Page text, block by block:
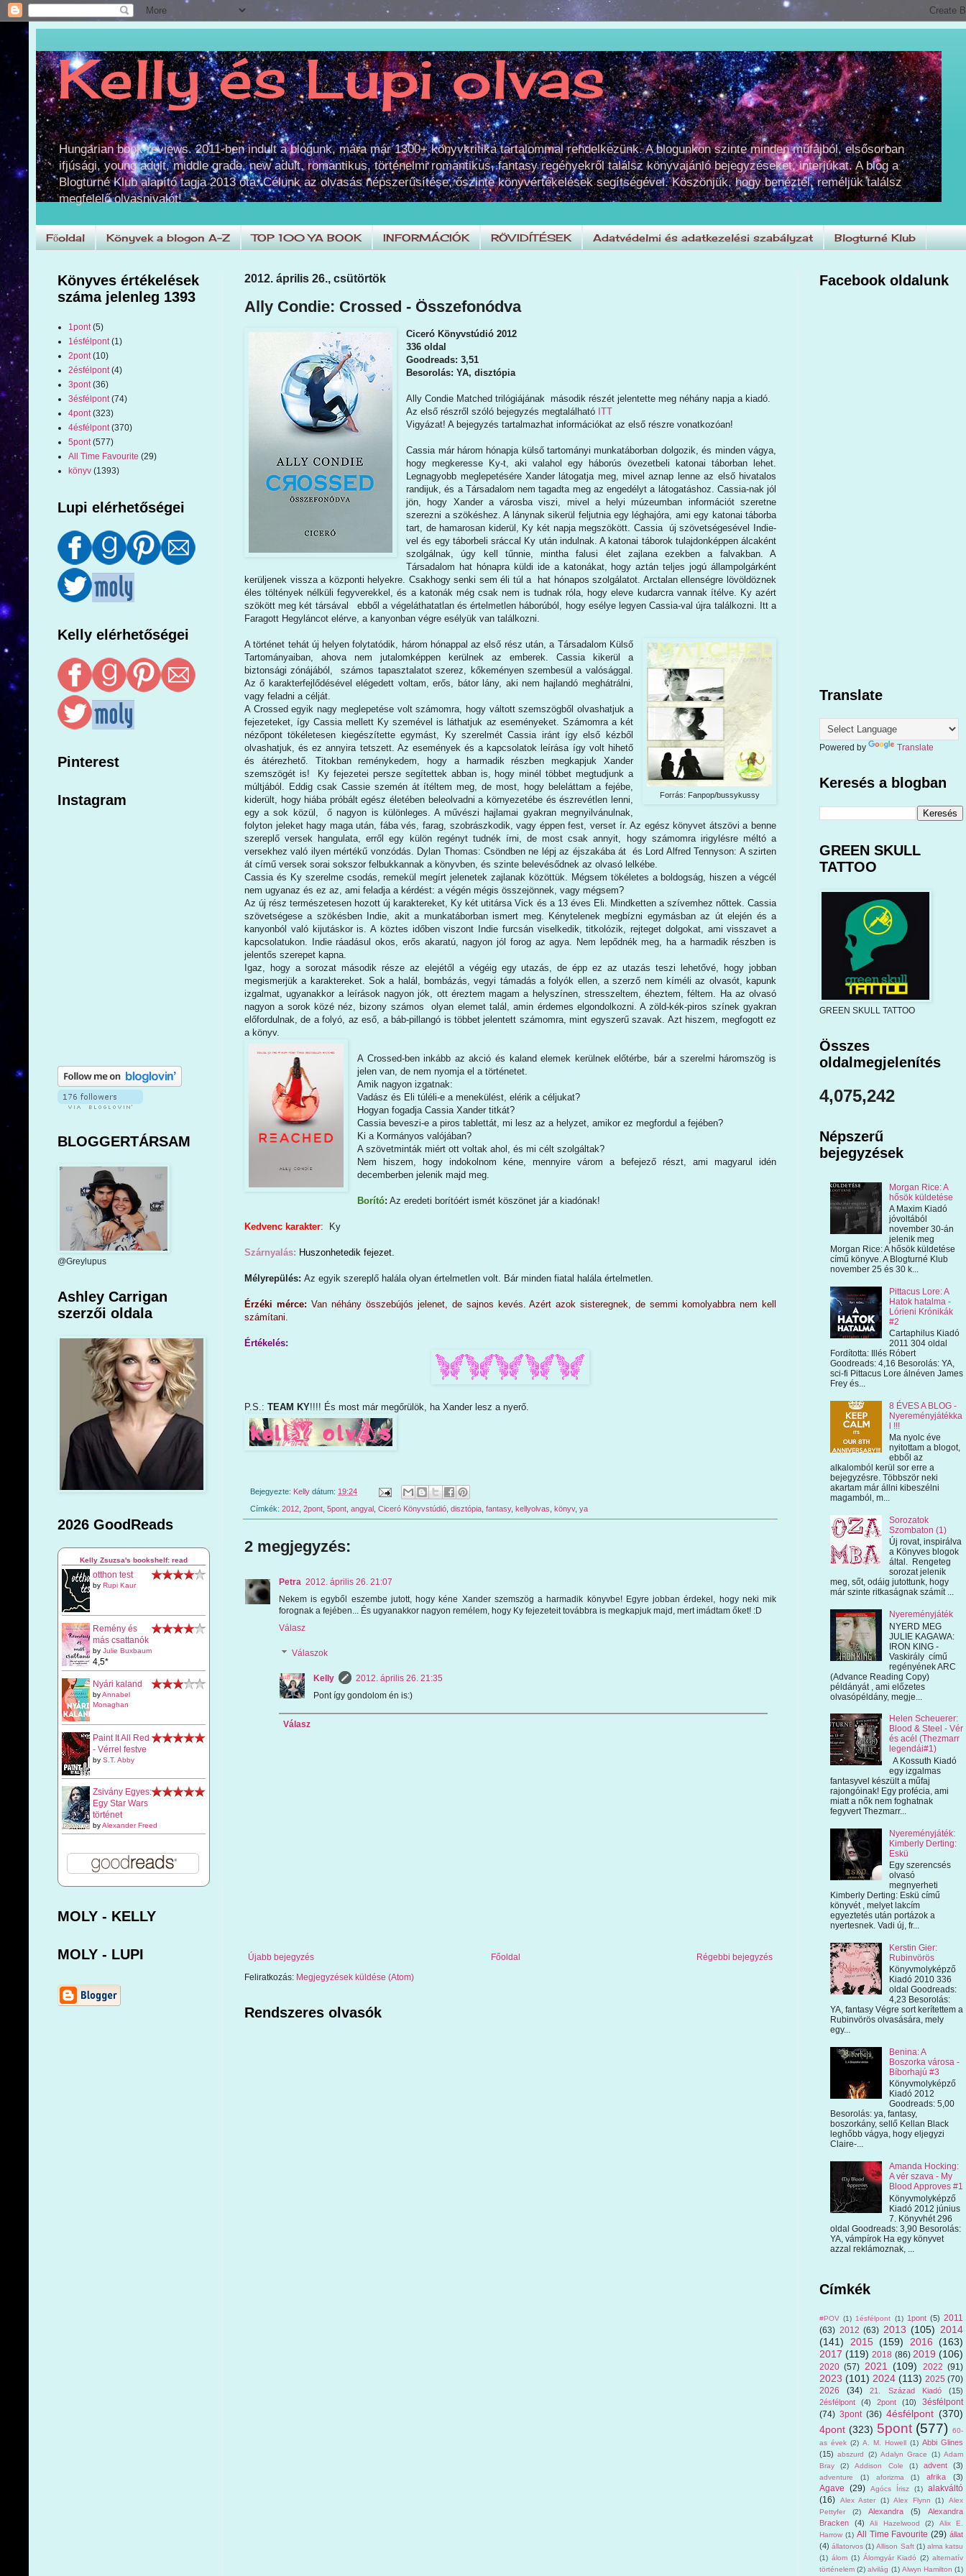
Kelly és Lupi olvas
Hungarian book reviews. 2011-ben indult a blogunk, mára már 1300+ könyvkritika tartalommal rendelkezünk. A blogunkon szinte minden műfajból, elsősorban
ifjúsági, young adult, middle grade, new adult, romantikus, történelmi romantikus, fantasy regényekről találsz könyvajánló bejegyzéseket, interjúkat. A blog a
Blogturné Klub alapító tagja 2013 óta. Célunk az olvasás népszerűsítése, őszinte könyvértékelések segítségével. Köszönjük, hogy benéztél, reméljük találsz
megfelelő olvasnivalót!
Főoldal Könyvek a blogon A-Z TOP 100 YA BOOK INFORMÁCIÓK RÖVIDÍTÉSEK Adatvédelmi és adatkezelési szabályzat Blogturné Klub
2012. április 26., csütörtök
Ally Condie: Crossed - Összefonódva
Ciceró Könyvstúdió 2012
336 oldal
Goodreads: 3,51
Besorolás: YA, disztópia
Ally Condie Matched trilógiájának második részét jelentette meg néhány napja a kiadó.
Az első részről szóló bejegyzés megtalálható ITT
Vigyázat! A bejegyzés tartalmazhat információkat az első részre vonatkozóan!
Cassia már három hónapja külső tartományi munkatáborban dolgozik, és minden vágya,
hogy megkeresse Ky-t, aki valahol egy háborús övezetbeli katonai táborban lehet.
Legnagyobb meglepetésére Xander látogatja meg, mivel aznap lenne az első hivatalos
randijuk, és a Társadalom nem tagadta meg az engedélyt a látogatáshoz. Cassia-nak jól
jön, hogy Xander a városba viszi, mivel a helyi múzeumban információt szeretne
szerezni a szökéshez. A lánynak sikerül feljutnia egy léghajóra, ami egy katonai táborba
tart, de hamarosan kiderül, Ky két napja megszökött. Cassia új szövetségesével Indie-
vel és egy táborbeli sráccal Ky után indulnak. A katonai táborok tulajdonképpen álcaként
szolgálnak, úgy kell tűnnie, mintha falusi élet zajlana ezekben a falvakban. A
Társadalom hat hónapra küldi ide a katonákat, hogy aztán teljes jogú állampolgárként
kerüljenek vissza a központi helyekre. Csakhogy senki sem éli túl a hat hónapos szolgálatot. Arctalan ellenségre lövöldöznek
éles töltények nélküli fegyverekkel, és a katonák még csak nem is tudnak róla, hogy eleve kudarcra vannak ítélve. Ky azért
szökött meg két társával ebből a végeláthatatlan és értelmetlen háborúból, hogy esélye legyen Cassia-val újra találkozni. Itt a
Faragott Hegyláncot elérve, a kanyonban végre esélyük van találkozni.
Forrás: Fanpop/bussykussy
A történet tehát új helyen folytatódik, három hónappal az első rész után, a Társadalom Külső
Tartományaiban, ahova nem jutalomképpen kerülnek az emberek. Cassia kikerül a
biztonsági zónájából, számos tapasztalatot szerez, kőkeményen szembesül a valósággal.
Az ő karakterfejlődésével elégedett voltam, erős, bátor lány, aki nem hajlandó meghátrálni,
vagy feladni a célját.
A Crossed egyik nagy meglepetése volt számomra, hogy váltott szemszögből olvashatjuk a
fejezeteket, így Cassia mellett Ky szemével is láthatjuk az eseményeket. Számomra a két
nézőpont tökéletesen kiegészítette egymást, Ky szerelmét Cassia iránt így első kézből
olvashatjuk, és ez annyira tetszett. Az események és a kapcsolatok leírása így volt hihető
és átérezhető. Titokban reménykedem, hogy a harmadik részben megkapjuk Xander
szemszögét is! Ky fejezetei persze segítettek abban is, hogy minél többet megtudjunk a
múltjából. Eddig csak Cassie szemén át ítéltem meg, de most, hogy beleláttam a fejébe,
kiderült, hogy hiába próbált egész életében beleolvadni a környezetébe és észrevétlen lenni,
egy a sok közül, ő nagyon is különleges. A művészi hajlamai gyakran megnyilvánulnak,
folyton jeleket hagy maga után, fába vés, farag, szobrászkodik, vagy éppen fest, verset ír. Az egész könyvet átszövi a benne
szereplő versek hangulata, erről egy külön regényt tudnék írni, de most csak annyit, hogy számomra irigylésre méltó a
versekhez való ilyen mértékű vonzódás. Dylan Thomas: Csöndben ne lépj az éjszakába át és Lord Alfred Tennyson: A szirten
át című versek sorai sokszor felbukkannak a könyvben, és szinte belevésődnek az olvasó lelkébe.
Cassia és Ky szerelme csodás, remekül megírt jelenetek zajlanak közöttük. Mégsem tökéletes a boldogság, hiszen a végcél
nem ugyanaz és ez az, ami feladja a kérdést: a végén mégis összejönnek, vagy mégsem?
Az új rész természetesen hozott új karaktereket, Ky két utitársa Vick és a 13 éves Eli. Mindketten a szívemhez nőttek. Cassia
szövetségese a szökésben Indie, akit a munkatáborban ismert meg. Kénytelenek megbízni egymásban az út elején és a
kanyonból való kijutáskor is. A köztes időben viszont Indie furcsán viselkedik, titkolózik, rejteget dolgokat, ami visszavet a
kapcsolatukon. Indie ráadásul okos, erős akaratú, nagyon jól forog az agya. Nem lepődnék meg, ha a harmadik részben is
jelentős szerepet kapna.
Igaz, hogy a sorozat második része az elejétől a végéig egy utazás, de épp ez az utazás teszi lehetővé, hogy jobban
megismerjük a karaktereket. Sok a halál, bombázás, vegyi támadás a folyók ellen, a szerző nem kíméli az olvasót, kapunk
izgalmat, ugyanakkor a leírások nagyon jók, ott éreztem magam a helyszínen, stresszeltem, éheztem, féltem. Ha az olvasó
nagyon a sorok közé néz, bizony számos olyan elemet talál, amin érdemes elgondolkozni. A zöld-kék-piros színek gyakran
előfordulnak, de a folyó, az eső, a báb-pillangó is többet jelentett számomra, mint egyszerű szavak. Azt hiszem, megfogott ez
a könyv.
A Crossed-ben inkább az akció és kaland elemek kerülnek előtérbe, bár a szerelmi háromszög is
jelen van, de nem nyomja el a történetet.
Amik nagyon izgatnak:
Vadász és Eli túléli-e a menekülést, elérik a céljukat?
Hogyan fogadja Cassia Xander titkát?
Cassia beveszi-e a piros tablettát, mi lesz az a helyzet, amikor ez megfordul a fejében?
Ki a Kormányos valójában?
A szövetminták miért ott voltak ahol, és mi célt szolgáltak?
Nem hiszem, hogy indokolnom kéne, mennyire várom a befejező részt, ami magyarul idén
decemberben jelenik majd meg.
Borító: Az eredeti borítóért ismét köszönet jár a kiadónak!
Kedvenc karakter: Ky
Szárnyalás: Huszonhetedik fejezet.
Mélyrepülés: Az egyik szereplő halála olyan értelmetlen volt. Bár minden fiatal halála értelmetlen.
Érzéki mérce: Van néhány összebújós jelenet, de sajnos kevés. Azért azok sisteregnek, de semmi komolyabbra nem kell
számítani.
Értékelés:
P.S.: TEAM KY!!!! És most már megőrülök, ha Xander lesz a nyerő.
Bejegyezte: Kelly dátum: 19:24
Címkék: 2012, 2pont, 5pont, angyal , Ciceró Könyvstúdió, disztópia, fantasy, kellyolvas, könyv, ya
2 megjegyzés:
Petra 2012. április 26. 21:07
Nekem is egyből eszembe jutott, hogy kéne Xander szemszög a harmadik könyvbe! Egyre jobban érdekel, hogy neki mik
forognak a fejében... És ugyanakkor nagyon remélem, hogy Ky fejezeteit továbbra is megkapjuk majd, mert imádtam őket! :D
Válasz
Válaszok
Kelly
2012. április 26. 21:35
Pont így gondolom én is:)
Válasz
Újabb bejegyzés Régebbi bejegyzés
Főoldal
Feliratkozás: Megjegyzések küldése (Atom)
Rendszeres olvasók
Könyves értékelések
száma jelenleg 1393
1pont (5)
1ésfélpont (1)
2pont (10)
2ésfélpont (4)
3pont (36)
3ésfélpont (74)
4pont (323)
4ésfélpont (370)
5pont (577)
All Time Favourite (29)
könyv (1393)
Lupi elérhetőségei
Kelly elérhetőségei
Pinterest
Instagram
BLOGGERTÁRSAM
@Greylupus
Ashley Carrigan
szerzői oldala
2026 GoodReads
Kelly Zsuzsa's bookshelf: read
otthon test
by Rupi Kaur
Remény és
más csattanók
by Julie Buxbaum
4,5*
Nyári kaland
byAnnabel
Monaghan
Paint It All Red
- Vérrel festve
by S.T. Abby
Zsivány Egyes:
Egy Star Wars
történet
byAlexander Freed
MOLY - KELLY
MOLY - LUPI
Facebook oldalunk
Translate
Powered by Translate
Keresés a blogban
GREEN SKULL
TATTOO
GREEN SKULL TATTOO
Összes
oldalmegjelenítés
4,075,242
Népszerű
bejegyzések
Morgan Rice: A
hősök küldetése
A Maxim Kiadó
jóvoltából
november 30-án
jelenik meg
Morgan Rice: A hősök küldetése
című könyve. A Blogturné Klub
november 25 és 30 k...
Pittacus Lore: A
Hatok hatalma -
Lórieni Krónikák
#2
Cartaphilus Kiadó
2011 304 oldal
Fordította: Illés Róbert
Goodreads: 4,16 Besorolás: YA,
sci-fi Pittacus Lore álnéven James
Frey és...
8 ÉVES A BLOG -
Nyereményjátékka
l !!!
Ma nyolc éve
nyitottam a blogot,
ebből az
alkalomból kerül sor erre a
bejegyzésre. Többször neki
akartam már állni kibeszélni
magamból, m...
Sorozatok
Szombaton (1)
Új rovat, inspirálva
a Könyves blogok
által. Rengeteg
sorozat jelenik
meg, sőt, odáig jutottunk, hogy
már szinte ritkaságnak számít ...
Nyereményjáték
NYERD MEG
JULIE KAGAWA:
IRON KING -
Vaskirály című
regényének ARC
(Advance Reading Copy)
példányát , ami előzetes
olvasópéldány, megje...
Helen Scheuerer:
Blood & Steel - Vér
és acél (Thezmarr
legendái#1)
A Kossuth Kiadó
egy izgalmas
fantasyvel készült a műfaj
rajongóinak! Egy profécia, ami
miatt a nők nem foghatnak
fegyvert Thezmarr...
Nyereményjáték:
Kimberly Derting:
Eskü
Egy szerencsés
olvasó
megnyerheti
Kimberly Derting: Eskü című
könyvét , melyet lakcím
egyeztetés után portázok a
nyertesnek. Vadi új, fr...
Kerstin Gier:
Rubinvörös
Könyvmolyképző
Kiadó 2010 336
oldal Goodreads:
4,23 Besorolás:
YA, fantasy Végre sort kerítettem a
Rubinvörös olvasására, mely
egy...
Benina: A
Boszorka városa -
Bíborhajú #3
Könyvmolyképző
Kiadó 2012
Goodreads: 5,00
Besorolás: ya, fantasy,
boszorkány, sellő Kellan Black
leghőbb vágya, hogy eljegyzi
Claire-...
Amanda Hocking:
A vér szava - My
Blood Approves #1
Könyvmolyképző
Kiadó 2012 június
7. Könyvhét 296
oldal Goodreads: 3,90 Besorolás:
YA, vámpírok Ha egy könyvet
azzal reklámoznak, ...
Címkék
#POV (1) 1ésfélpont (1) 1pont (5) 2011
(63) 2012 (63) 2013 (105) 2014
(141)
2015 (159) 2016
(163)
2017 (119) 2018 (86) 2019 (106)
2020 (57) 2021 (109) 2022 (91)
2023 (101) 2024 (113) 2025 (70)
2026
(34) 21. Század Kiadó
(15)
2ésfélpont
(4) 2pont (10)
3ésfélpont
(74) 3pont (36) 4ésfélpont (370)
4pont (323) 5pont (577) 60-
as évek (2) A. M. Howell (1) Abbi Glines
(15) abszurd (2) Adalyn Grace (1) Adam
Bray
(2) Addison Cole (1) advent (3)
adventure (1) aforizma (1) afrika (3)
Agave (29) Agócs Írisz (1)
alakváltó
(16)
Alex Aster (1) Alex Flynn (1)
Alex
Pettyfer
(2) Alexandra (5)
Alexandra
Bracken
(4) Ali Hazelwood (2)
Alix E.
Harrow (1) All Time Favourite (29) állat
(4) állatorvos (1) Allison Saft (1) alma katsu
(1) álom (1) Álomgyár Kiadó (2) alternatív
történelem (2) alvilág (1) Alwyn Hamilton (1)